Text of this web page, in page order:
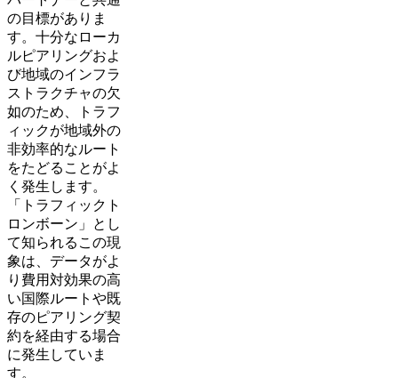
の目標がありま
す。十分なローカ
ルピアリングおよ
び地域のインフラ
ストラクチャの欠
如のため、トラフ
ィックが地域外の
非効率的なルート
をたどることがよ
く発生します。
「トラフィックト
ロンボーン」とし
て知られるこの現
象は、データがよ
り費用対効果の高
い国際ルートや既
存のピアリング契
約を経由する場合
に発生していま
す。